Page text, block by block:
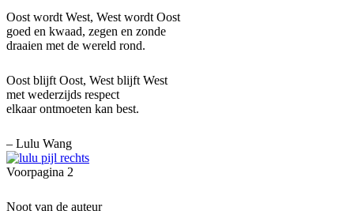
Oost wordt West, West wordt Oost
goed en kwaad, zegen en zonde
draaien met de wereld rond.
Oost blijft Oost, West blijft West
met wederzijds respect
elkaar ontmoeten kan best.
– Lulu Wang
Voorpagina 2
Noot van de auteur